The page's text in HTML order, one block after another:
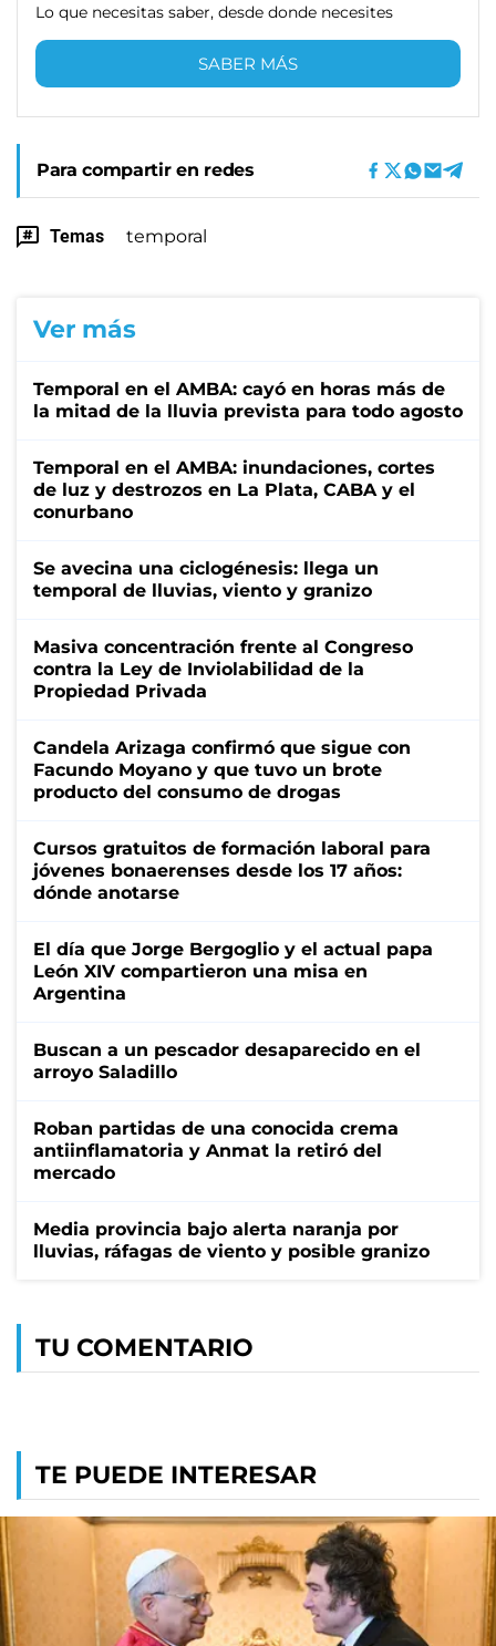
Lo que necesitas saber, desde donde necesites
SABER MÁS
Para compartir en redes
Temas temporal
Ver más
Temporal en el AMBA: cayó en horas más de
la mitad de la lluvia prevista para todo agosto
Temporal en el AMBA: inundaciones, cortes
de luz y destrozos en La Plata, CABA y el
conurbano
Se avecina una ciclogénesis: llega un
temporal de lluvias, viento y granizo
Masiva concentración frente al Congreso
contra la Ley de Inviolabilidad de la
Propiedad Privada
Candela Arizaga confirmó que sigue con
Facundo Moyano y que tuvo un brote
producto del consumo de drogas
Cursos gratuitos de formación laboral para
jóvenes bonaerenses desde los 17 años:
dónde anotarse
El día que Jorge Bergoglio y el actual papa
León XIV compartieron una misa en
Argentina
Buscan a un pescador desaparecido en el
arroyo Saladillo
Roban partidas de una conocida crema
antiinflamatoria y Anmat la retiró del
mercado
Media provincia bajo alerta naranja por
lluvias, ráfagas de viento y posible granizo
TU COMENTARIO
TE PUEDE INTERESAR